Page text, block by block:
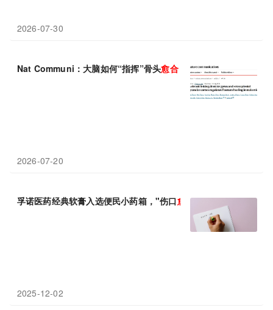
2026-07-30
Nat Communi：大脑如何“指挥”骨头愈合？浙江大学李伟栩等发
2026-07-20
孚诺医药经典软膏入选便民小药箱，"伤口愈合快"获权威推荐
2025-12-02